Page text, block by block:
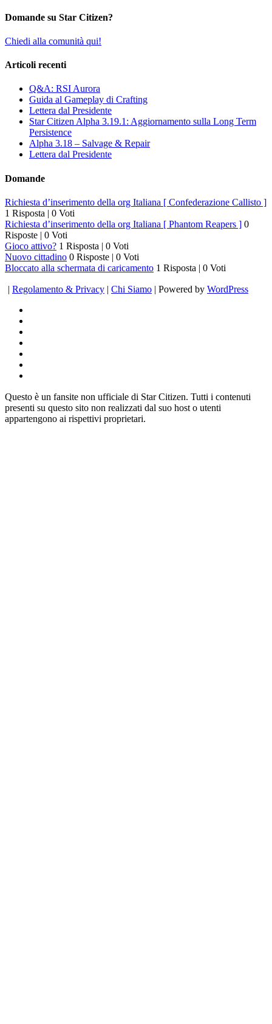
Domande su Star Citizen?
Chiedi alla comunità qui!
Articoli recenti
Q&A: RSI Aurora
Guida al Gameplay di Crafting
Lettera dal Presidente
Star Citizen Alpha 3.19.1: Aggiornamento sulla Long Term
Persistence
Alpha 3.18 – Salvage & Repair
Lettera dal Presidente
Domande
Richiesta d’inserimento della org Italiana [ Confederazione Callisto ]
1 Risposta | 0 Voti
Richiesta d’inserimento della org Italiana [ Phantom Reapers ] 0
Risposte | 0 Voti
Gioco attivo? 1 Risposta | 0 Voti
Nuovo cittadino 0 Risposte | 0 Voti
Bloccato alla schermata di caricamento 1 Risposta | 0 Voti
| Regolamento & Privacy | Chi Siamo | Powered by WordPress
Questo è un fansite non ufficiale di Star Citizen. Tutti i contenuti
presenti su questo sito non realizzati dal suo host o utenti
appartengono ai rispettivi proprietari.